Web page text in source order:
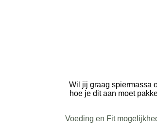
Wil jij graag spiermassa
hoe je dit aan moet
Voeding en Fit